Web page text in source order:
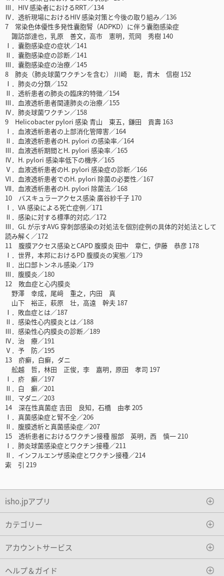
Ⅲ．HIV 感染者におけるRRT／134
Ⅳ．透析現場におけるHIV 感染対策と今後の取り組み／136
7 常染色体優性多発性囊胞腎（ADPKD）に伴う囊胞感染症
諏訪部達也，乳原 善文，高市 憲明，荒岡 秀樹 140
Ⅰ．囊胞感染症の症状／141
Ⅱ．囊胞感染症の診断／141
Ⅲ．囊胞感染症の治療／145
8 肺炎（肺炎球菌ワクチンを含む） 川崎 聡，青木 信樹 152
Ⅰ．肺炎の分類／152
Ⅱ．透析患者の肺炎の臨床的特徴／154
Ⅲ．血液透析患者関連肺炎の治療／155
Ⅳ．肺炎球菌ワクチン／158
9 Helicobacter pylori 感染 青山 東五，鎌田 貢壽 163
Ⅰ．血液透析患者の上部消化管障害／164
Ⅱ．血液透析患者のH. pylori の感染率／164
Ⅲ．血液透析期間とH. pylori 感染率／165
Ⅳ．H. pylori 感染率低下の機序／165
Ⅴ．血液透析患者のH. pylori 感染症の診断／166
Ⅵ．血液透析患者でのH. pylori 除菌の必要性／167
Ⅶ．血液透析患者のH. pylori 除菌法／168
10 バスキュラーアクセス感染 廣谷紗千子 170
Ⅰ．VA 感染による死亡症例／171
Ⅱ．感染に対する標準的対応／172
Ⅲ．GL が示すAVG 穿刺部感染の対処法を個別症例の具体的対処法として
読み解く／172
11 腹膜アクセス感染とCAPD 腹膜炎 田中 章仁，伊藤 恭彦 178
Ⅰ．世界，本邦におけるPD 腹膜炎の実態／179
Ⅱ．出口部トンネル感染／179
Ⅲ．腹膜炎／180
12 敗血症と心内膜炎
野澤 幸成，尾﨑 重之，内田 真
山下 裕正，萩原 壮，高遠 幹夫 187
Ⅰ．敗血症とは／187
Ⅱ．感染性心内膜炎とは／188
Ⅲ．感染性心内膜炎の診断／189
Ⅳ．治 療／191
Ⅴ．予 防／195
13 疥癬，白癬，ダニ
舩越 哲，林田 正俊，李 嘉明，原田 孝司 197
Ⅰ．疥 癬／197
Ⅱ．白 癬／201
Ⅲ．マダニ／203
14 深在性真菌症 吉田 良知，石橋 由孝 205
Ⅰ．真菌感染症と腎不全／206
Ⅱ．腹膜透析と真菌感染症／207
15 透析患者におけるワクチン接種 服部 英明，西 慎一 210
Ⅰ．肺炎球菌感染症とワクチン接種／211
Ⅱ．インフルエンザ感染症とワクチン接種／214
索 引 219
isho.jpアプリ
カテゴリー
アカウントサービス
ヘルプ＆ガイド